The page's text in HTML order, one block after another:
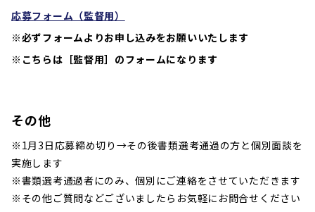
応募フォーム（監督用）
※必ずフォームよりお申し込みをお願いいたします
※こちらは［監督用］のフォームになります
その他
※1月3日応募締め切り→その後書類選考通過の方と個別面談を
実施します
※書類選考通過者にのみ、個別にご連絡をさせていただきます
※その他ご質問などございましたらお気軽にお問合せください